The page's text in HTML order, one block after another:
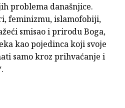
problema današnjice.
feminizmu, islamofobiji,
smisao i prirodu Boga,
kao pojedinca koji svoje
samo kroz prihvaćanje i